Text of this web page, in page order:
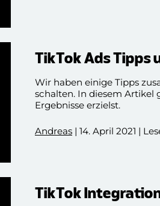
TikTok Ads Tipps
Wir haben einige Tipps
schalten. In diesem Artikel
Ergebnisse erzielst.
Andreas | 14. April 2021 |
TikTok